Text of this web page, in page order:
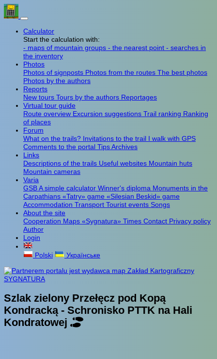
Calculator
Start the calculation with:
- maps of mountain groups - the nearest point - searches in
the inventory
Photos
Photos of signposts Photos from the routes The best photos
Photos by the authors
Reports
New tours Tours by the authors Reportages
Virtual tour guide
Route overview Excursion suggestions Trail ranking Ranking
of places
Forum
What on the trails? Invitations to the trail I walk with GPS
Comments to the portal TipsArchives
Links
Descriptions of the trails Useful websites Mountain huts
Mountain cameras
Varia
GSBA simple calculator Winner's diploma Monuments in the
Carpathians «Tatry» game «Silesian Beskid» game
Accommodation Transport Tourist events Songs
About the site
Cooperation Maps «Sygnatura» Times Contact Privacy policy
Author
Login
Polski Українське
Szlak zielony Przełęcz pod Kopą
Kondracką - Schronisko PTTK na Hali
Kondratowej